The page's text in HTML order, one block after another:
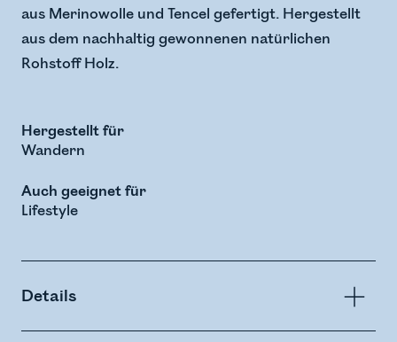
aus Merinowolle und Tencel gefertigt. Hergestellt
aus dem nachhaltig gewonnenen natürlichen
Rohstoff Holz.
Hergestellt für
Wandern
Auch geeignet für
Lifestyle
Details